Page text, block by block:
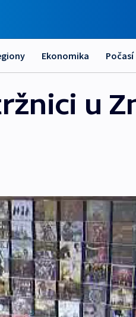
Ekonomika Počasí
u